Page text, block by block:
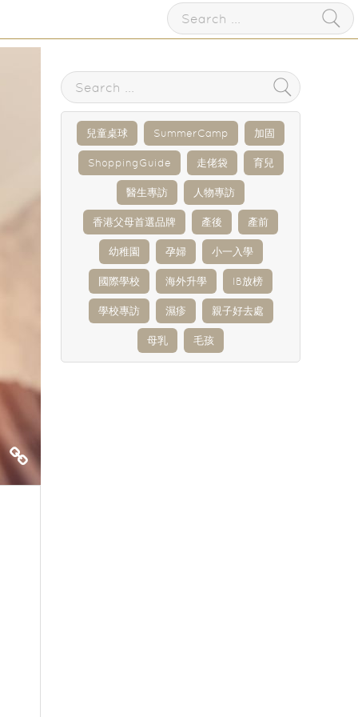
兒童桌球 SummerCamp 加固
ShoppingGuide 走佬袋 育兒
醫生專訪 人物專訪
香港父母首選品牌 產後 產前
幼稚園 孕婦 小一入學
國際學校 海外升學 IB放榜
學校專訪 濕疹 親子好去處
母乳 毛孩